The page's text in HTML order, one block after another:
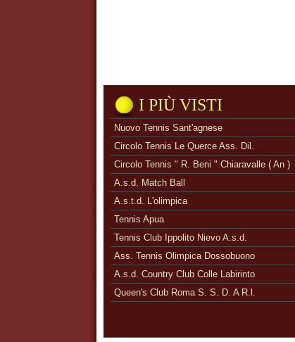
I PIÙ VISTI
Nuovo Tennis Sant'agnese
Circolo Tennis Le Querce Ass. Dil.
Circolo Tennis " R. Beni " Chiaravalle ( An )
A.s.d. Match Ball
A.s.t.d. L'olimpica
Tennis Apua
Tennis Club Ippolito Nievo A.s.d.
Ass. Tennis Olimpica Dossobuono
A.s.d. Country Club Colle Labirinto
Queen's Club Roma S. S. D. A R.l.